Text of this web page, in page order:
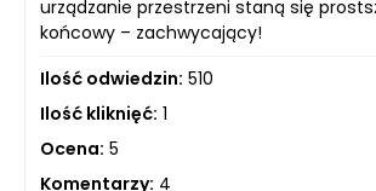
urządzanie przestrzeni staną się
końcowy – zachwycający!
Ilość odwiedzin: 510
Ilość kliknięć: 1
Ocena: 5
Komentarzy: 4